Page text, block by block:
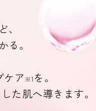
。
ケア※1 を。
た肌へ導きます。